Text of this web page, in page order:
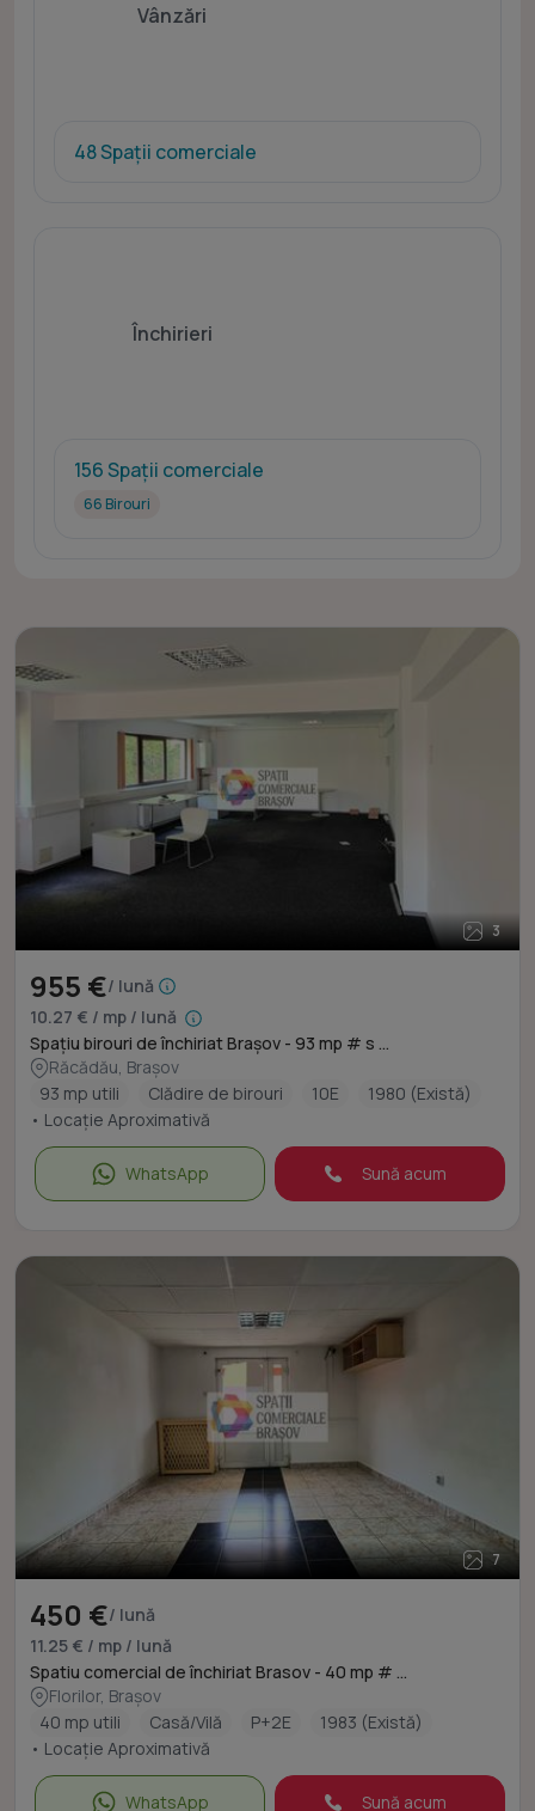
Vânzări
48 Spații comerciale
Închirieri
156 Spații comerciale
66 Birouri
3
955 €/ lună
10.27 € / mp / lună
Spațiu birouri de închiriat Brașov - 93 mp # s ...
Răcădău, Brașov
93 mp utili
Clădire de birouri 10E
1980 (Există)
• Locație Aproximativă
WhatsApp Sună acum
7
450 €/ lună
11.25 € / mp / lună
Spatiu comercial de închiriat Brasov - 40 mp # ...
Florilor, Brașov
40 mp utili
Casă/Vilă P+2E
1983 (Există)
• Locație Aproximativă
WhatsApp Sună acum